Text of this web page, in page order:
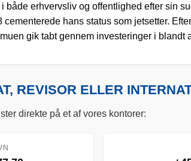
både erhvervsliv og offentlighed efter sin
cementerede hans status som jetsetter.
gik tabt gennem investeringer i
REVISOR ELLER
direkte på et af vores kontorer: